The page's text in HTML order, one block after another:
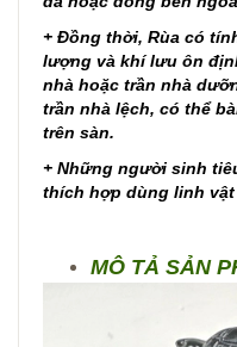
+ Đồng thời, Rùa có
lượng và khí lưu ôn
nhà hoặc trần nhà
trần nhà lệch, có thể
trên sàn.
+ Những người sinh
thích hợp dùng linh vật
MÔ TẢ SẢN